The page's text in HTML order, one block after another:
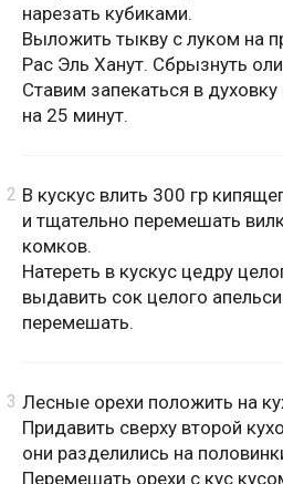
нарезать кубиками.
Выложить тыкву с луком на
Рас Эль Ханут. Сбрызнуть
Ставим запекаться в
на 25 минут.
В кускус влить 300 гр
и тщательно перемешать
комков.
Натереть в кускус цедру
выдавить сок целого
перемешать.
Лесные орехи положить на
Придавить сверху второй
они разделились на
Перемешать орехи с кус